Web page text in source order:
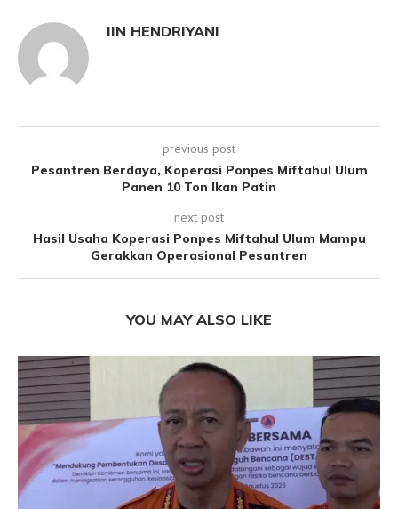
IIN HENDRIYANI
previous post
Pesantren Berdaya, Koperasi Ponpes Miftahul Ulum
Panen 10 Ton Ikan Patin
next post
Hasil Usaha Koperasi Ponpes Miftahul Ulum Mampu
Gerakkan Operasional Pesantren
YOU MAY ALSO LIKE